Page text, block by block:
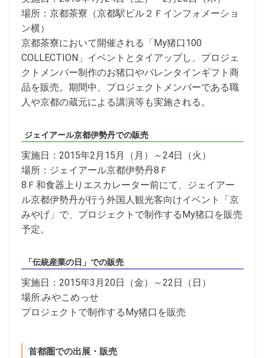
場所：京都茶寮（京都駅ビル２Ｆインフォメーショ
ン横）
京都茶寮において開催される「My猪口100
COLLECTION」イベントとタイアップし、プロジェ
クトメンバー制作のお猪口やバレンタインギフト商
品を販売。期間中、プロジェクトメンバーである職
人や京都の蔵元による講演等も実施される。
ジェイアール京都伊勢丹での販売
実施日：2015年2月15月（月）～24日（火）
場所：ジェイアール京都伊勢丹8Ｆ
8Ｆ和食器上りエスカレーター前にて、ジェイアー
ル京都伊勢丹が行う外国人観光客向けイベント「京
みやげ」で、プロジェクトで制作するMy猪口を販売
予定。
「伝統産業の日」での販売
実施日：2015年3月20日（金）～22日（日）
場所:みやこめっせ
プロジェクトで制作するMy猪口を販売
首都圏での出展・販売